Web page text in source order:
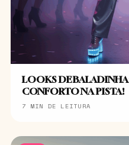
LOOKS DE
CONFORTO NA PISTA!
7 MIN DE LEITURA